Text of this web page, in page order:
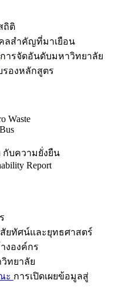
ถิติ
ลสำคัญที่มาเยือน
การจัดอันดับมหาวิทยาลัย
รองหลักสูตร
Waste
กับความยั่งยืน
Report
ยทัศน์และยุทธศาสตร์
งองค์กร
ทยาลัย
ะ การเปิดเผยข้อมูลสู่